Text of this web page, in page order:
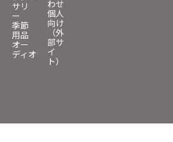
サリ
ー
季節
用品
オー
ディオ
わせ
個人
向け
（外
部サ
イ
ト）